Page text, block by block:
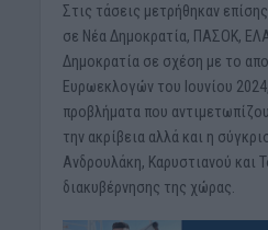
Στις τάσεις μετρήθηκαν
σε Νέα Δημοκρατία, ΠΑΣΟΚ,
Δημοκρατία σε σχέση με το
Ευρωεκλογών του Ιουνίου
προβλήματα που
την ακρίβεια αλλά και η
Ανδρουλάκη, Καρυστιανού και
διακυβέρνησης της χώρας.